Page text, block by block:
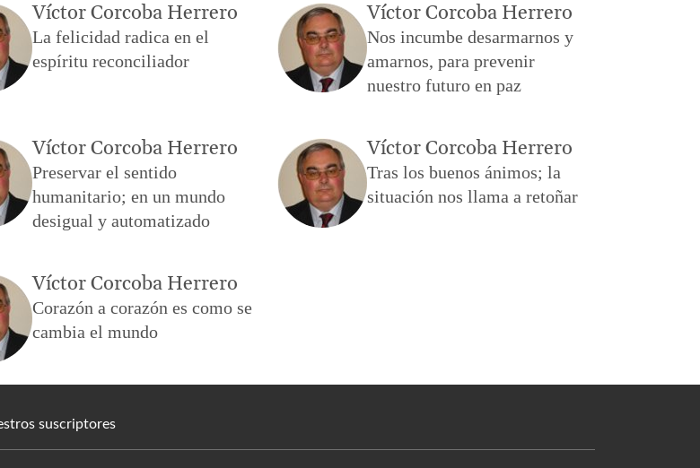
Víctor Corcoba Herrero
La felicidad radica en el
espíritu reconciliador
Víctor Corcoba Herrero
Nos incumbe desarmarnos y
amarnos, para prevenir
nuestro futuro en paz
Víctor Corcoba Herrero
Preservar el sentido
humanitario; en un mundo
desigual y automatizado
Víctor Corcoba Herrero
Tras los buenos ánimos; la
situación nos llama a retoñar
Víctor Corcoba Herrero
Corazón a corazón es como se
cambia el mundo
suscriptores